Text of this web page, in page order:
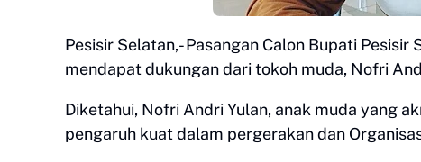
Pesisir Selatan,- Pasangan Calon Bupati
mendapat dukungan dari tokoh muda, Nofri
Diketahui, Nofri Andri Yulan, anak muda yang
pengaruh kuat dalam pergerakan dan